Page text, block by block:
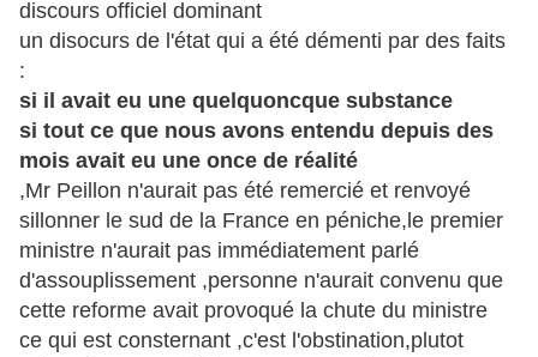
discours officiel dominant
un disocurs de l'état qui a été démenti par des faits
:
si il avait eu une quelquoncque substance
si tout ce que nous avons entendu depuis des
mois avait eu une once de réalité
,Mr Peillon n'aurait pas été remercié et renvoyé
sillonner le sud de la France en péniche,le premier
ministre n'aurait pas immédiatement parlé
d'assouplissement ,personne n'aurait convenu que
cette reforme avait provoqué la chute du ministre
ce qui est consternant ,c'est l'obstination,plutot